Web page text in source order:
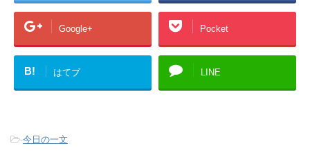
Google+ Pocket
B! はてブ LINE
-今日の一文